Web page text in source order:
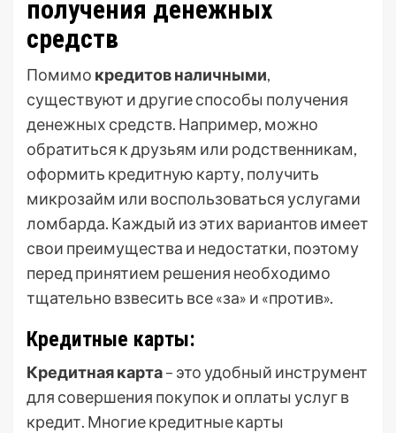
получения денежных
средств
Помимо кредитов наличными,
существуют и другие способы получения
денежных средств. Например, можно
обратиться к друзьям или родственникам,
оформить кредитную карту, получить
микрозайм или воспользоваться услугами
ломбарда. Каждый из этих вариантов имеет
свои преимущества и недостатки, поэтому
перед принятием решения необходимо
тщательно взвесить все «за» и «против».
Кредитные карты:
Кредитная карта– это удобный инструмент
для совершения покупок и оплаты услуг в
кредит. Многие кредитные карты